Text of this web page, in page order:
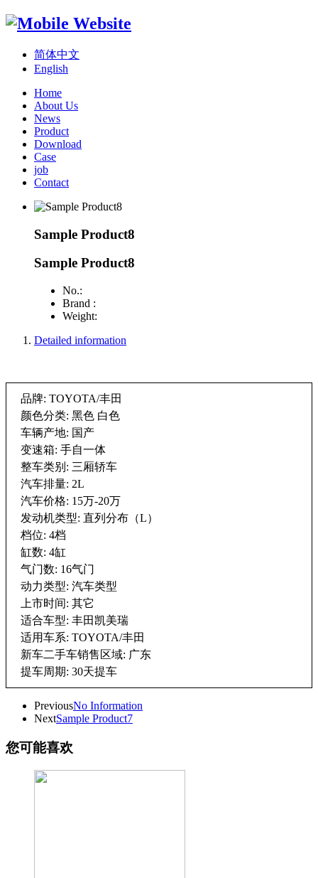
简体中文
English
Home
About Us
News
Product
Download
Case
job
Contact
Sample Product8
Sample Product8
No.:
Brand :
Weight:
Detailed information
品牌: TOYOTA/丰田
颜色分类: 黑色 白色
车辆产地: 国产
变速箱: 手自一体
整车类别: 三厢轿车
汽车排量: 2L
汽车价格: 15万-20万
发动机类型: 直列分布（L）
档位: 4档
缸数: 4缸
气门数: 16气门
动力类型: 汽车类型
上市时间: 其它
适合车型: 丰田凯美瑞
适用车系: TOYOTA/丰田
新车二手车销售区域: 广东
提车周期: 30天提车
PreviousNo Information
NextSample Product7
您可能喜欢